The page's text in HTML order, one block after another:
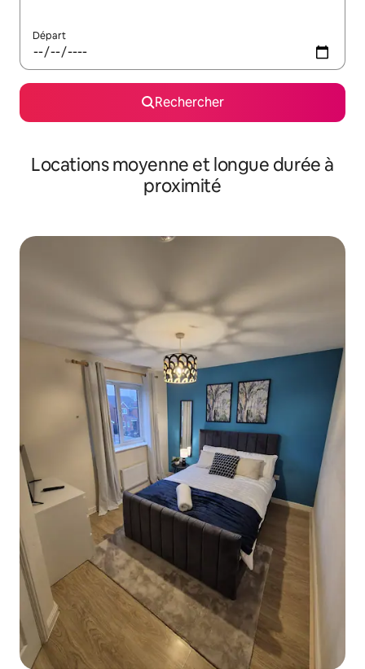
Départ
Rechercher
Locations moyenne et longue durée à
proximité